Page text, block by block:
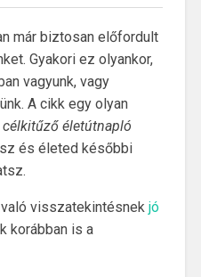
már biztosan előfordult
Gyakori ez olyankor,
vagyunk, vagy
A cikk egy olyan
célkitűző életútnapló
és életed későbbi
visszatekintésnek jó
korábban is a